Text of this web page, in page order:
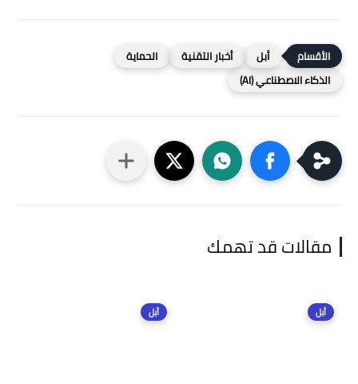
أبل أخبار التقنية
الحماية
الذكاء الاصطناعي (AI)
مقالات قد تهمك
أبل أبل